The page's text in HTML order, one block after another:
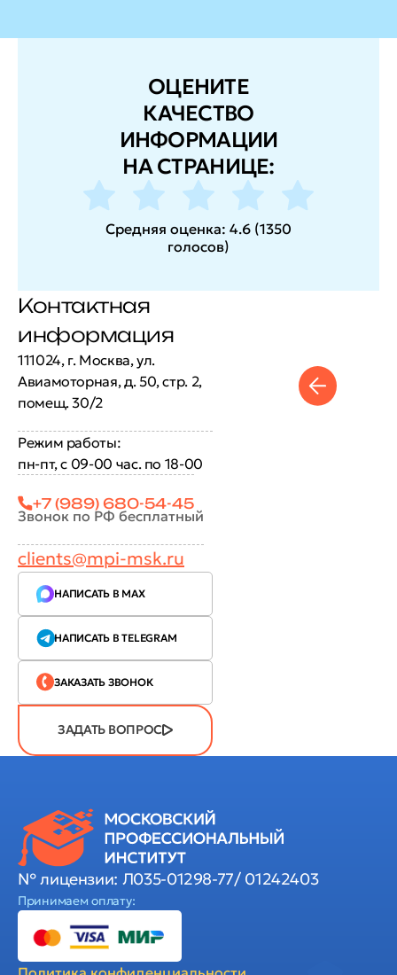
ОЦЕНИТЕ
КАЧЕСТВО
ИНФОРМАЦИИ
НА СТРАНИЦЕ:
Средняя оценка: 4.6 (1350
голосов)
Контактная
информация
111024, г. Москва, ул.
Авиамоторная, д. 50, стр. 2,
помещ. 30/2
Режим работы:
пн-пт, с 09-00 час. по 18-00
+7 (989) 680-54-45
Звонок по РФ бесплатный
clients@mpi-msk.ru
НАПИСАТЬ В MAX
НАПИСАТЬ В TELEGRAM
ЗАКАЗАТЬ ЗВОНОК
ЗАДАТЬ ВОПРОС
№ лицензии: Л035-01298-77/ 01242403
Принимаем оплату: